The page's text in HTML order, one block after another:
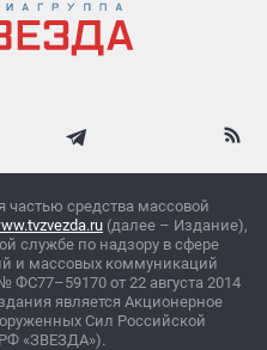
частью средства массовой
(далее – Издание),
службе по надзору в сфере
и массовых коммуникаций
ФС77–59170 от 22 августа 2014
является Акционерное
Сил Российской
«ЗВЕЗДА»).